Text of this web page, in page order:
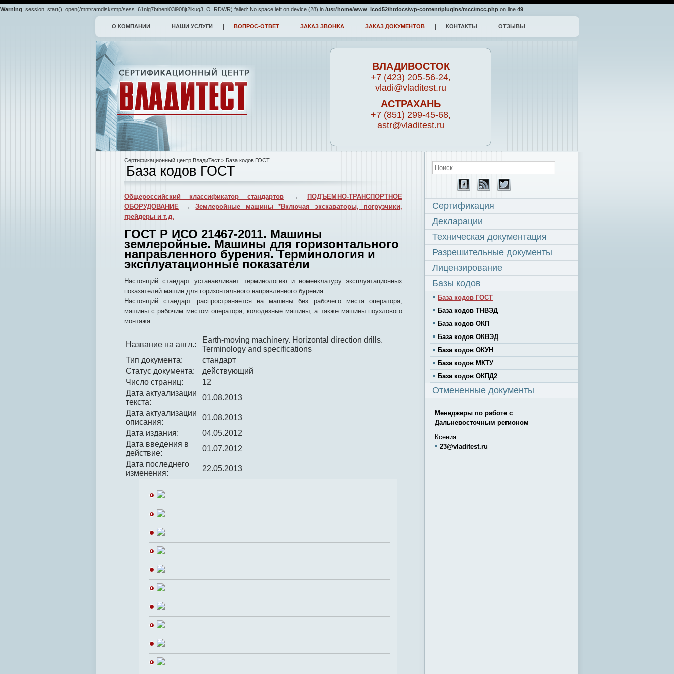
Warning: session_start(): open(/mnt/ramdisk/tmp/sess_61nlg7btheni03i908jt2ikuq3, O_RDWR) failed: No space left on device (28) in /usr/home/www_icod52/htdocs/wp-content/plugins/mcc/mcc.php on line 49
О КОМПАНИИ НАШИ УСЛУГИ ВОПРОС-ОТВЕТ ЗАКАЗ ЗВОНКА ЗАКАЗ ДОКУМЕНТОВ КОНТАКТЫ ОТЗЫВЫ
ВЛАДИВОСТОК
+7 (423) 205-56-24,
vladi@vladitest.ru
АСТРАХАНЬ
+7 (851) 299-45-68,
astr@vladitest.ru
Сертификационный центр ВладиТест > База кодов ГОСТ
База кодов ГОСТ
Общероссийский классификатор стандартов →
ПОДЪЕМНО-ТРАНСПОРТНОЕ
ОБОРУДОВАНИЕ →Землеройные машины *Включая экскаваторы, погрузчики,
грейдеры и т.д.
ГОСТ Р ИСО 21467-2011. Машины
землеройные. Машины для горизонтального
направленного бурения. Терминология и
эксплуатационные показатели
Настоящий стандарт устанавливает терминологию и номенклатуру эксплуатационных
показателей машин для горизонтального направленного бурения.
Настоящий стандарт распространяется на машины без рабочего места оператора,
машины с рабочим местом оператора, колодезные машины, а также машины поузлового
монтажа
Название на англ.:
Earth-moving machinery. Horizontal direction drills.
Terminology and specifications
Тип документа:
стандарт
Статус документа:
действующий
Число страниц:
12
Дата актуализации
текста:
01.08.2013
Дата актуализации
описания:
01.08.2013
Дата издания:
04.05.2012
Дата введения в
действие:
01.07.2012
Дата последнего
изменения:
22.05.2013
Сертификация
Декларации
Техническая документация
Разрешительные документы
Лицензирование
Базы кодов
База кодов ГОСТ
База кодов ТНВЭД
База кодов ОКП
База кодов ОКВЭД
База кодов ОКУН
База кодов МКТУ
База кодов ОКПД2
Отмененные документы
Менеджеры по работе с
Дальневосточным регионом
Ксения
23@vladitest.ru